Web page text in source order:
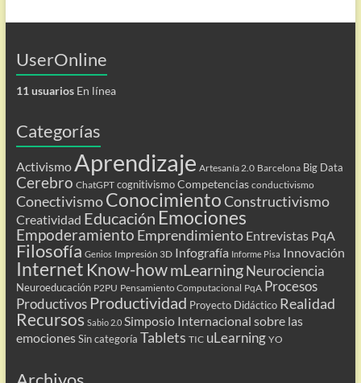
UserOnline
11 usuariosEn línea
Categorías
Activismo Aprendizaje Artesanía 2.0 Barcelona Big Data
Cerebro ChatGPT cognitivismo Competencias conductivismo
ConectivismoConocimientoConstructivismo
Creatividad Educación Emociones
Empoderamiento Emprendimiento Entrevistas PqA
Filosofía Genios Impresión 3D Infografía Informe Pisa Innovación
Internet Know-howmLearning Neurociencia
Neuroeducación P2PU Pensamiento Computacional PqA Procesos
Productivos Productividad Proyecto Didáctico Realidad
Recursos Sabio 2.0 Simposio Internacional sobre las
emociones Sin categoría Tablets TIC uLearning YO